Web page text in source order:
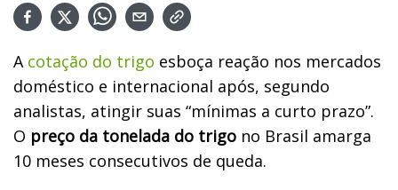
A cotação do trigo esboça reação nos mercados
doméstico e internacional após, segundo
analistas, atingir suas “mínimas a curto prazo”.
O preço da tonelada do trigo no Brasil amarga
10 meses consecutivos de queda.